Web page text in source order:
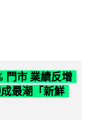
門市 業績反增
最潮「新鮮